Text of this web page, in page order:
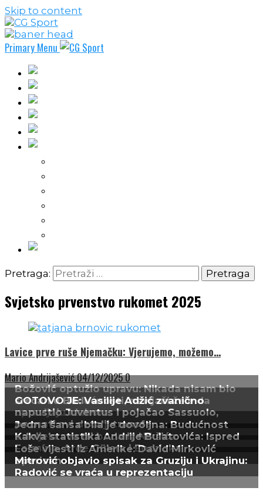
Skip to content
Primary Menu
Pretraga:
Svjetsko prvenstvo rukomet 2025
Lavice prve ruše Njemačku: Vjerujemo, možemo…
Mario Andrijašević04/12/20250